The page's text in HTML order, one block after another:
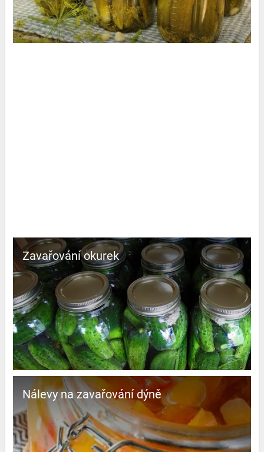
Zavařování okurek
Nálevy na zavařování dýně